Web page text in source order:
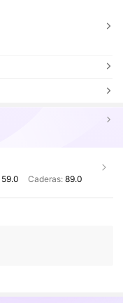
59.0 Caderas: 89.0